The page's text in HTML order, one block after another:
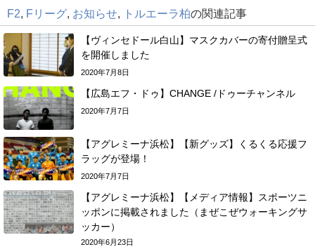
F2 Fリーグ お知らせ トルエーラ柏の関連記事
【ヴィンセドール白山】マスクカバーの寄付贈呈式
を開催しました
2020年7月8日
【広島エフ・ドゥ】CHANGE /ドゥーチャンネル
2020年7月7日
【アグレミーナ浜松】【新グッズ】くるくる応援フ
ラッグが登場！
2020年7月7日
【アグレミーナ浜松】【メディア情報】スポーツニ
ッポンに掲載されました（まぜこぜウォーキングサ
ッカー）
2020年6月23日